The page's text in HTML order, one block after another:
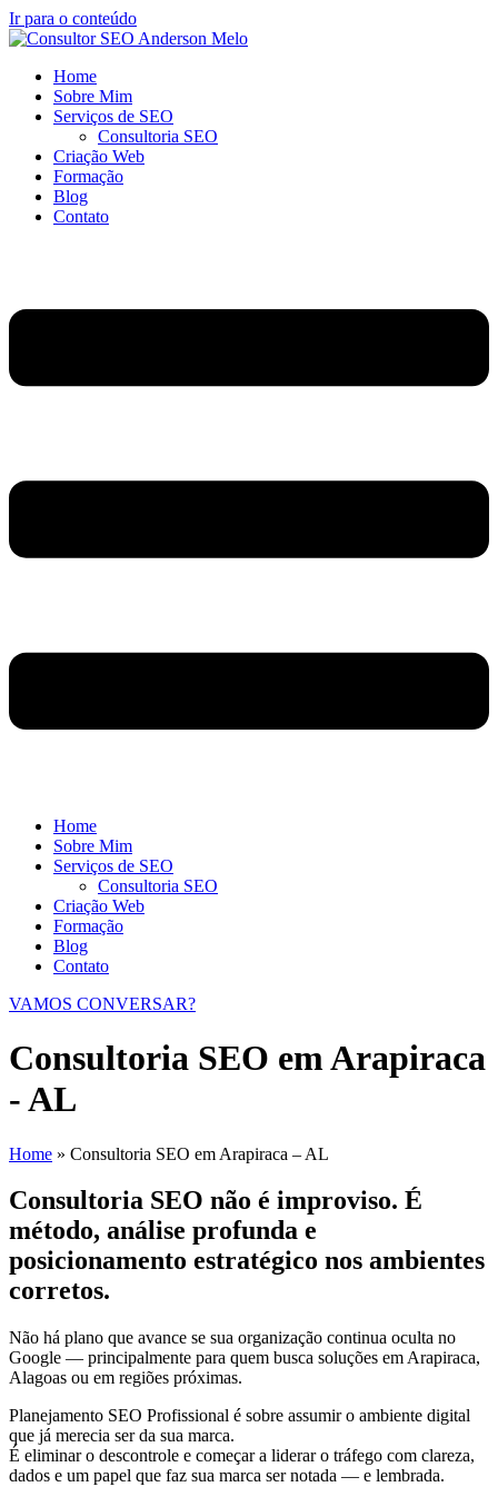
Ir para o conteúdo
Home
Sobre Mim
Serviços de SEO
Consultoria SEO
Criação Web
Formação
Blog
Contato
Home
Sobre Mim
Serviços de SEO
Consultoria SEO
Criação Web
Formação
Blog
Contato
VAMOS CONVERSAR?
Consultoria SEO em Arapiraca
- AL
Home » Consultoria SEO em Arapiraca – AL
Consultoria SEO não é improviso. É
método, análise profunda e
posicionamento estratégico nos ambientes
corretos.
Não há plano que avance se sua organização continua oculta no
Google — principalmente para quem busca soluções em Arapiraca,
Alagoas ou em regiões próximas.
Planejamento SEO Profissional é sobre assumir o ambiente digital
que já merecia ser da sua marca.
É eliminar o descontrole e começar a liderar o tráfego com clareza,
dados e um papel que faz sua marca ser notada — e lembrada.